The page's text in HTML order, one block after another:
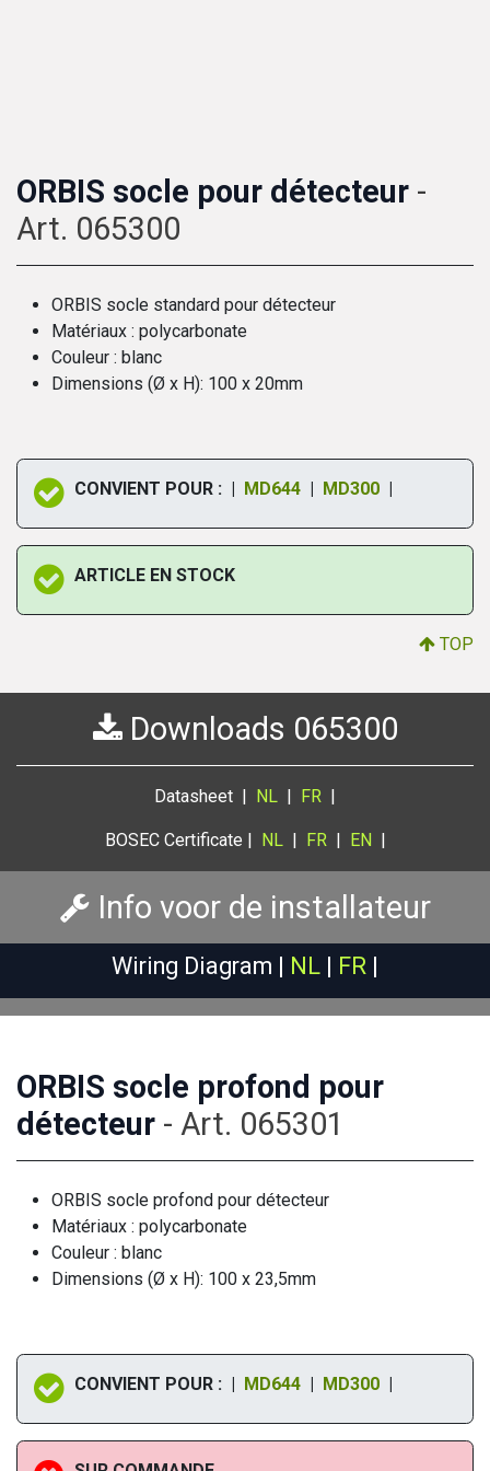
ORBIS socle pour détecteur -
Art. 065300
ORBIS socle standard pour détecteur
Matériaux : polycarbonate
Couleur : blanc
Dimensions (Ø x H): 100 x 20mm
CONVIENT POUR : | MD644 | MD300 |
ARTICLE EN STOCK
TOP
Downloads 065300
Datasheet | NL | FR |
BOSEC Certificate | NL | FR | EN|
Info voor de installateur
Wiring Diagram | NL | FR |
ORBIS socle profond pour
détecteur - Art. 065301
ORBIS socle profond pour détecteur
Matériaux : polycarbonate
Couleur : blanc
Dimensions (Ø x H): 100 x 23,5mm
CONVIENT POUR : | MD644 | MD300 |